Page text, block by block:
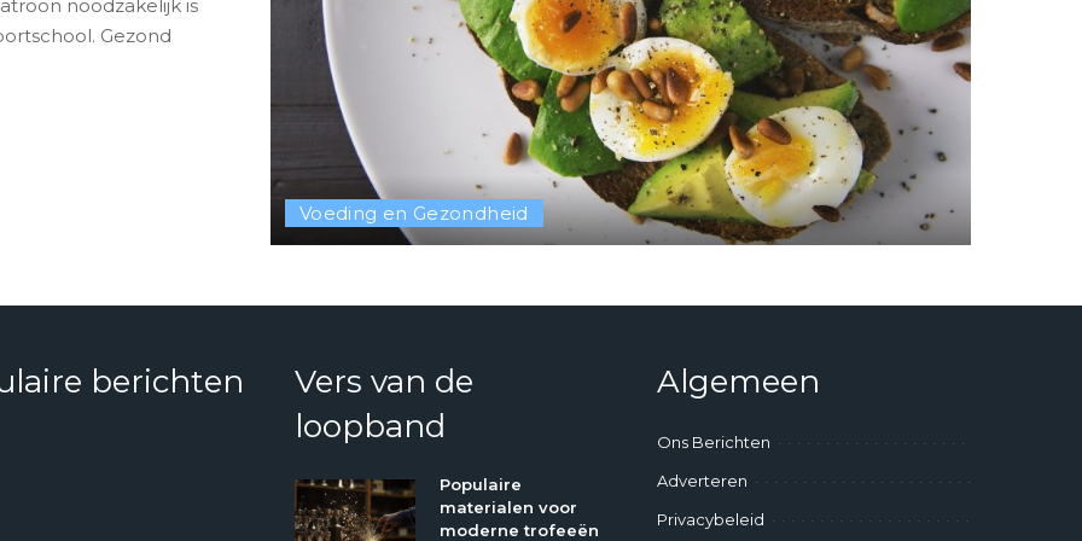
Voeding en Gezondheid
noodzakelijk is
Gezond
berichten
Vers van de
loopband
Populaire
materialen voor
moderne trofeeën
Algemeen
Ons Berichten
Adverteren
Privacybeleid